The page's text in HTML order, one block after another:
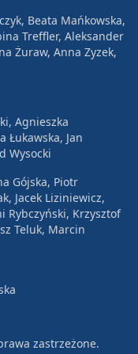
Beata Mańkowska,
Treffler, Aleksander
Żuraw, Anna Zyzek,
Agnieszka
Łukawska, Jan
Wysocki
Gójska, Piotr
Jacek Liziniewicz,
Rybczyński, Krzysztof
Teluk, Marcin
zastrzeżone.